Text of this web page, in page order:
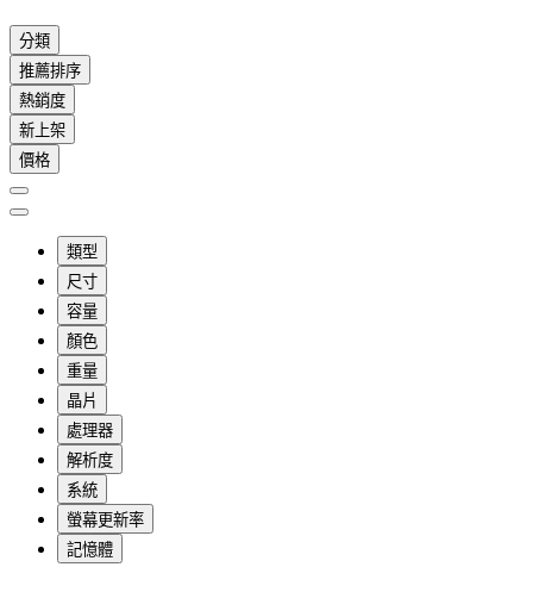
分類
推薦排序
熱銷度
新上架
價格
類型
尺寸
容量
顏色
重量
晶片
處理器
解析度
系統
螢幕更新率
記憶體